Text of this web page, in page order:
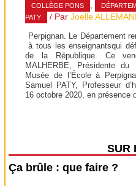
COLLÈGE PONS ,
PATY
/ ParJoelle
Perpignan. Le Département
à tous les enseignantsqui
de la République. Ce
MALHERBE, Présidente du
Musée de l’École à
Samuel PATY, Professeur
16 octobre 2020, en présence
SUR
Ça brûle : que faire ?